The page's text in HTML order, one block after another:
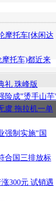
摩托车[休闲达
摩托车)都近来
礼 珠峰版
险成"烫手山
虞 拖拉机一单
强制实施"国
合国三排放标
300元 试销遇